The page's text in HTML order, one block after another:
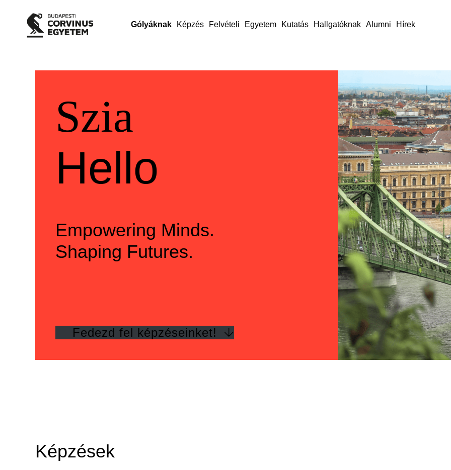
Gólyáknak Képzés Felvételi Egyetem Kutatás Hallgatóknak Alumni Hírek
Üdvözlünk
Szia
Szia
Welcome
Hello
Hello
Empowering Minds.
Shaping Futures.
Fedezd fel képzéseinket!
Képzések